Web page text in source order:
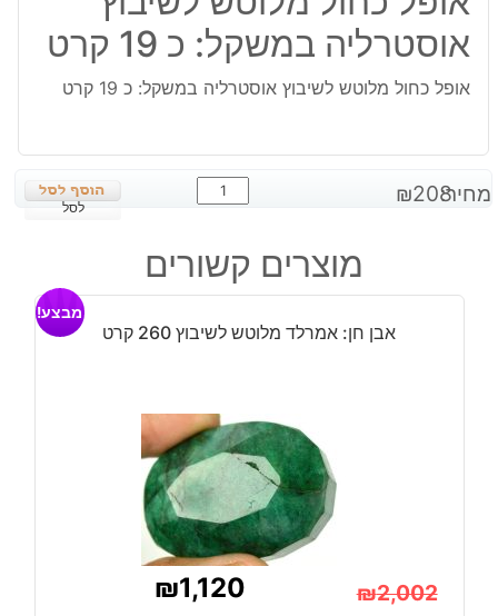
אוסטרליה במשקל: כ 19 קרט
אופל כחול מלוטש לשיבוץ אוסטרליה במשקל: כ 19 קרט
מחיר: ₪208
כמות
של
כחול
מלוטש
אוסטרליה
19
קרט
לסל
מוצרים קשורים
אבן חן: אמרלד מלוטש לשיבוץ 260 קרט
מבצע!
₪2,002
₪1,120